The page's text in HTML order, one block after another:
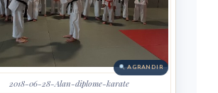
AGRANDIR
2018-06-28-Alan-diplome-karate